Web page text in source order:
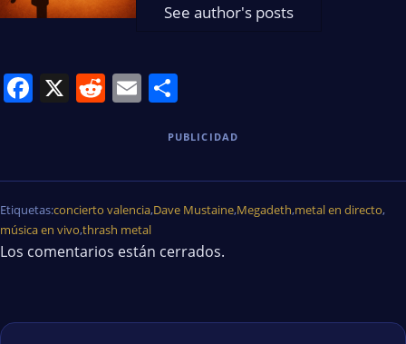
See author's posts
Facebook
X Reddit
Email
PUBLICIDAD
Etiquetas:concierto valencia,Dave Mustaine,Megadeth,metal en directo,
música en vivo,thrash metal
Los comentarios están cerrados.